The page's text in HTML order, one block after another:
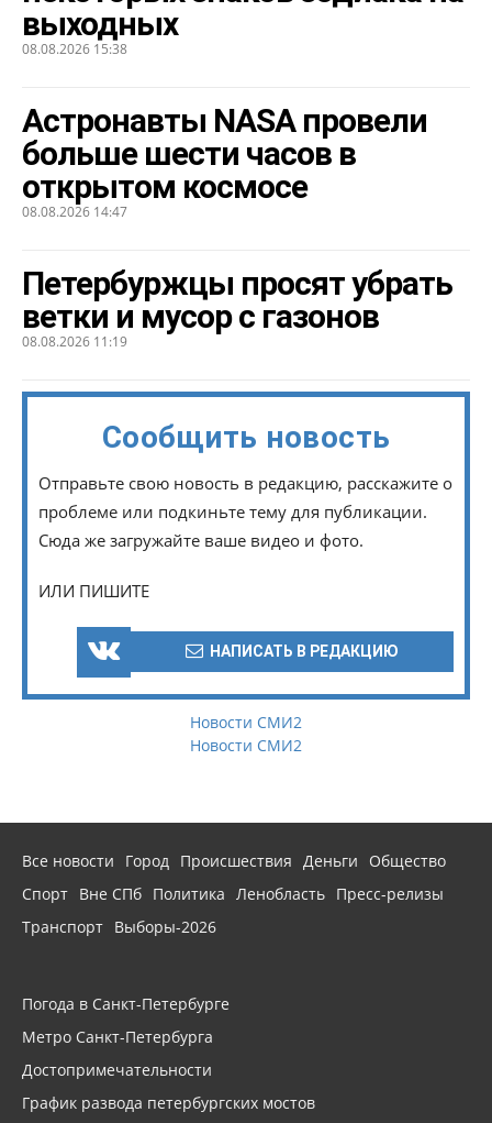
выходных
08.08.2026 15:38
Астронавты NASA провели
больше шести часов в
открытом космосе
08.08.2026 14:47
Петербуржцы просят убрать
ветки и мусор с газонов
08.08.2026 11:19
Сообщить новость
Отправьте свою новость в редакцию, расскажите о
проблеме или подкиньте тему для публикации.
Сюда же загружайте ваше видео и фото.
ИЛИ ПИШИТЕ
НАПИСАТЬ В РЕДАКЦИЮ
Новости СМИ2
Новости СМИ2
Все новости Город Происшествия Деньги
Общество
Спорт Вне СПб Политика Ленобласть Пресс-релизы
Транспорт Выборы-2026
Погода в Санкт-Петербурге
Метро Санкт-Петербурга
Достопримечательности
График развода петербургских мостов